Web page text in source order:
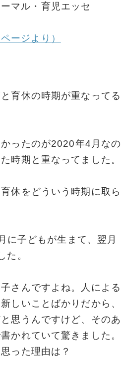
マル・育児エッセ
ージより）
育休の時期が重なってる
ったのが2020年4月なの
時期と重なってました。
休をどういう時期に取ら
に子どもが生まて、翌月
た。
さんですよね。人による
しいことばかりだから、
思うんですけど、そのあ
かれていて驚きました。
った理由は？